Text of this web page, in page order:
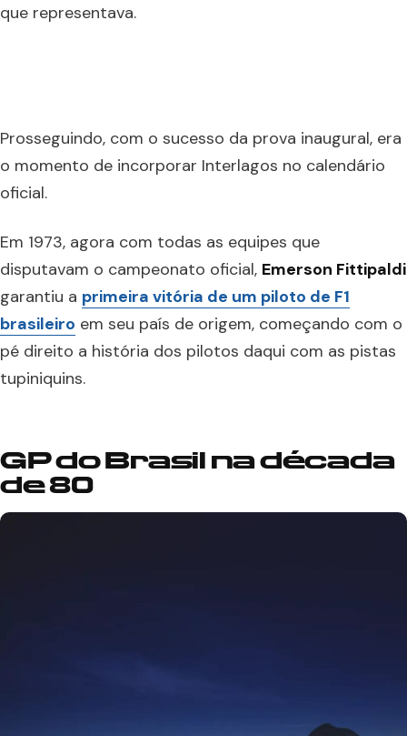
que representava.
Prosseguindo, com o sucesso da prova inaugural, era
o momento de incorporar Interlagos no calendário
oficial.
Em 1973, agora com todas as equipes que
disputavam o campeonato oficial, Emerson Fittipaldi
garantiu a primeira vitória de um piloto de F1
brasileiro em seu país de origem, começando com o
pé direito a história dos pilotos daqui com as pistas
tupiniquins.
GP do Brasil na década
de 80